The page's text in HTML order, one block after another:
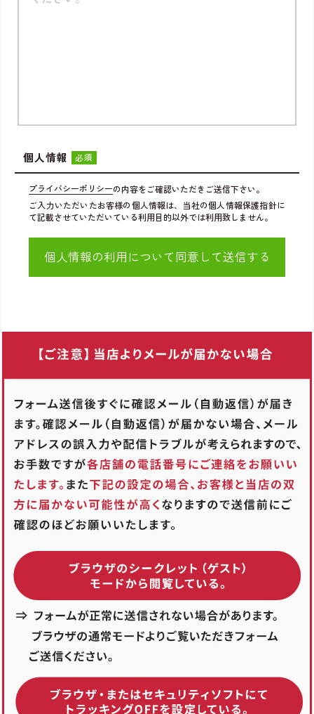
個人情報 必須
プライバシーポリシーの内容をご確認いただきご送信下さい。
ご入力いただいたお客様の個人情報は、当社の個人情報保護指針に
て記載させていただいている利用目的以外では利用致しません。